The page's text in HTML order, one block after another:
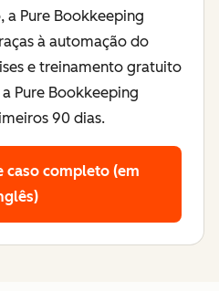
a Pure Bookkeeping
à automação do
e treinamento gratuito
Pure Bookkeeping
90 dias.
caso completo (em